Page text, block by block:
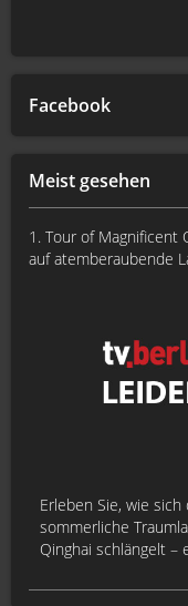
Meist gesehen
1. Tour of Magnificent
auf atemberaubende
Erleben Sie, wie
sommerliche
Qinghai schlängelt –
Facebook